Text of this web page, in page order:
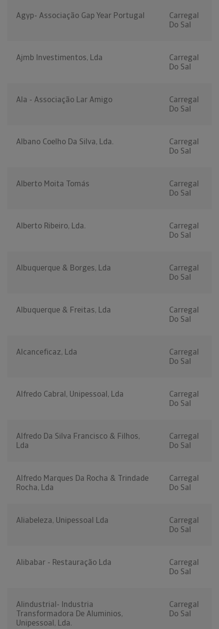
Agyp- Associação Gap Year Portugal
Carregal
Do Sal
Ajmb Investimentos, Lda
Carregal
Do Sal
Ala - Associação Lar Amigo
Carregal
Do Sal
Albano Coelho Da Silva, Lda.
Carregal
Do Sal
Alberto Moita Tomás
Carregal
Do Sal
Alberto Ribeiro, Lda.
Carregal
Do Sal
Albuquerque & Borges, Lda
Carregal
Do Sal
Albuquerque & Freitas, Lda
Carregal
Do Sal
Alcanceficaz, Lda
Carregal
Do Sal
Alfredo Cabral, Unipessoal, Lda
Carregal
Do Sal
Alfredo Da Silva Francisco & Filhos,
Lda
Carregal
Do Sal
Alfredo Marques Da Rocha & Trindade
Rocha, Lda
Carregal
Do Sal
Aliabeleza, Unipessoal Lda
Carregal
Do Sal
Alibabar - Restauração Lda
Carregal
Do Sal
Alindustrial- Industria
Transformadora De Aluminios,
Unipessoal, Lda.
Carregal
Do Sal